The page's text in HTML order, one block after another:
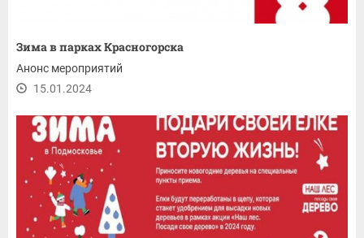
Зима в парках Красногорска
Анонс мероприятий
15.01.2024